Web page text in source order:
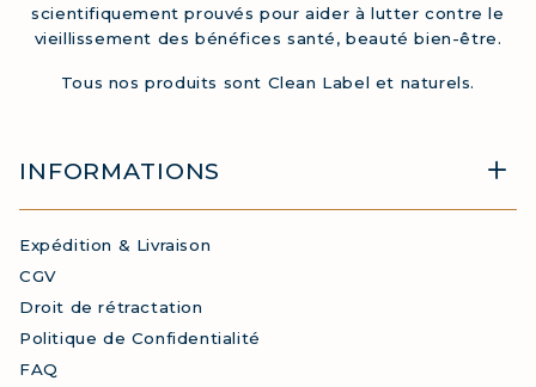
scientifiquement prouvés pour aider à lutter contre le
vieillissement des bénéfices santé, beauté bien-être.
Tous nos produits sont Clean Label et naturels.
INFORMATIONS
Expédition & Livraison
CGV
Droit de rétractation
Politique de Confidentialité
FAQ